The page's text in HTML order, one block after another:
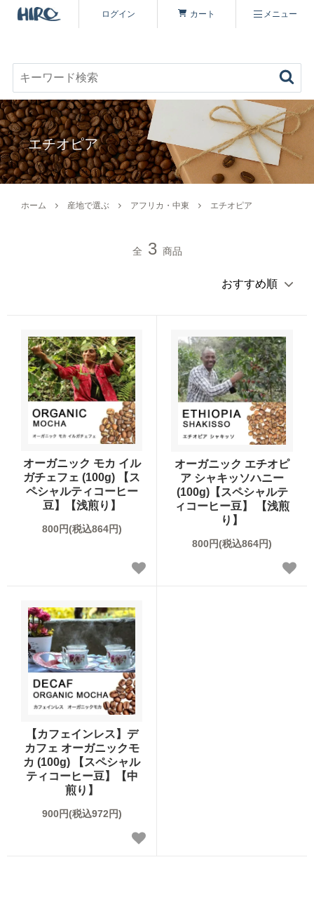
ログイン カート メニュー
キーワード検索
商品を探す
ブレンドコーヒー
オーガニックコーヒー
デカフェオーガニック（カフェインレス）
カフェオレベース
オーガニック商品
デカフェ（カフェインレス）商品
送料無料（コーヒー）
お試しセット（送料無料）
コーヒーを楽しむ
デカフェについて
サステイナブルコーヒーについて
HIRO CERT認証農園について
ネルドリップアイスコーヒーのおいしさの理由
コーヒーの淹れ方について
定期便
スペシャルティコーヒーとは
ご利用ガイド
お買い物方法
お問合わせ
エチオピア
ホーム 産地で選ぶ アフリカ・中東 エチオピア
全 3 商品
オーガニック モカ イル
ガチェフェ (100g) 【ス
ペシャルティコーヒー
豆】【浅煎り】
800円(税込864円)
オーガニック エチオピ
ア シャキッソハニー
(100g)【スペシャルテ
ィコーヒー豆】 【浅煎
り】
800円(税込864円)
【カフェインレス】デ
カフェ オーガニックモ
カ (100g) 【スペシャル
ティコーヒー豆】【中
煎り】
900円(税込972円)